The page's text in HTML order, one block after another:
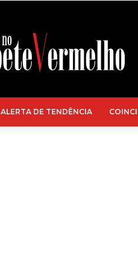
ALERTA DE TENDÊNCIA